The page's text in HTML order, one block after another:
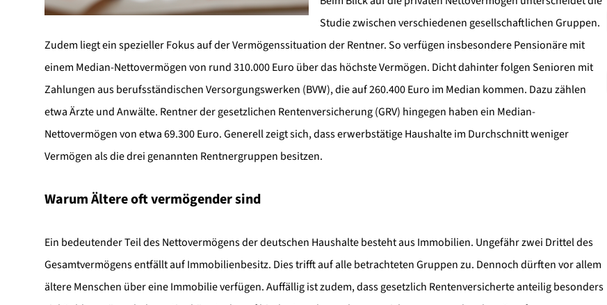
Studie zwischen verschiedenen gesellschaftlichen Gruppen.
Zudem liegt ein spezieller Fokus auf der Vermögenssituation der Rentner. So verfügen insbesondere Pensionäre mit
einem Median-Nettovermögen von rund 310.000 Euro über das höchste Vermögen. Dicht dahinter folgen Senioren mit
Zahlungen aus berufsständischen Versorgungswerken (BVW), die auf 260.400 Euro im Median kommen. Dazu zählen
etwa Ärzte und Anwälte. Rentner der gesetzlichen Rentenversicherung (GRV) hingegen haben ein Median-
Nettovermögen von etwa 69.300 Euro. Generell zeigt sich, dass erwerbstätige Haushalte im Durchschnitt weniger
Vermögen als die drei genannten Rentnergruppen besitzen.
Warum Ältere oft vermögender sind
Ein bedeutender Teil des Nettovermögens der deutschen Haushalte besteht aus Immobilien. Ungefähr zwei Drittel des
Gesamtvermögens entfällt auf Immobilienbesitz. Dies trifft auf alle betrachteten Gruppen zu. Dennoch dürften vor allem
ältere Menschen über eine Immobilie verfügen. Auffällig ist zudem, dass gesetzlich Rentenversicherte anteilig besonders